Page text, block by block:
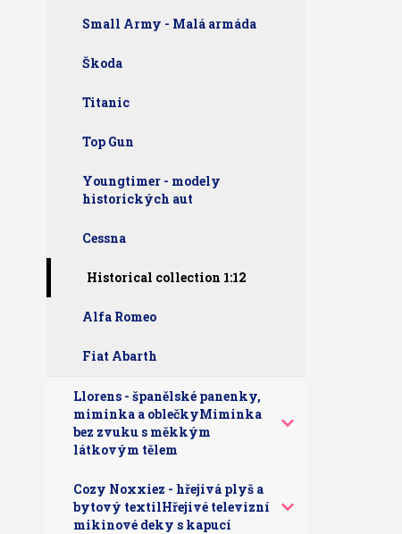
Small Army - Malá armáda
Škoda
Titanic
Top Gun
Youngtimer - modely
historických aut
Cessna
Historical collection 1:12
Alfa Romeo
Fiat Abarth
Llorens - španělské panenky,
miminka a oblečkyMiminka
bez zvuku s měkkým
látkovým tělem
Cozy Noxxiez - hřejivá plyš a
bytový textilHřejivé televizní
mikinové deky s kapucí